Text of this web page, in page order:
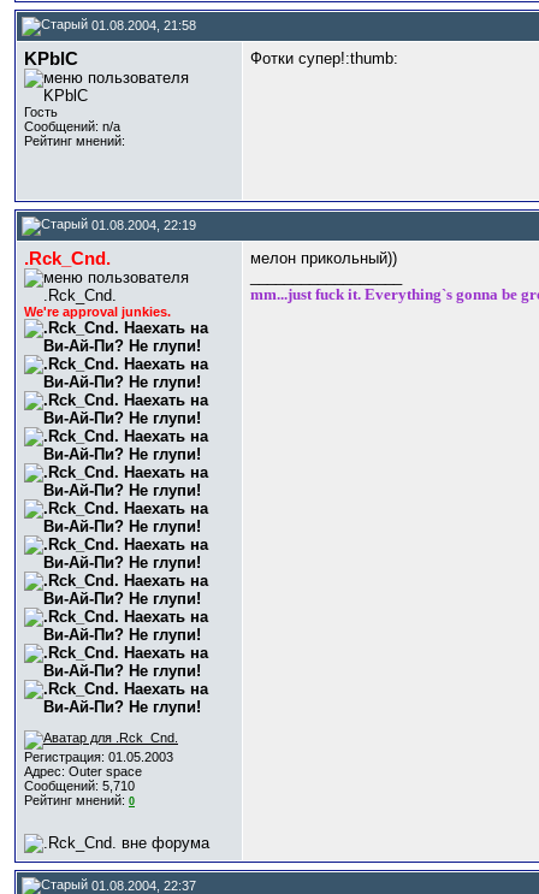
01.08.2004, 21:58
KPblC
Гость
Сообщений: n/a
Рейтинг мнений:
Фотки супер!:thumb:
01.08.2004, 22:19
.Rck_Cnd.
We're approval junkies.
Регистрация: 01.05.2003
Адрес: Outer space
Сообщений: 5,710
Рейтинг мнений: 0
мелон прикольный))
mm...just fuck it. Everything`s gonna be
01.08.2004, 22:37